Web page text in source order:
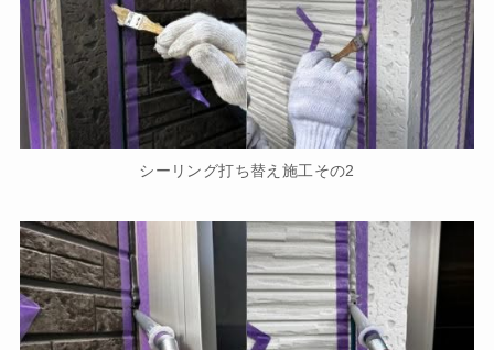
シーリング打ち替え施工その2